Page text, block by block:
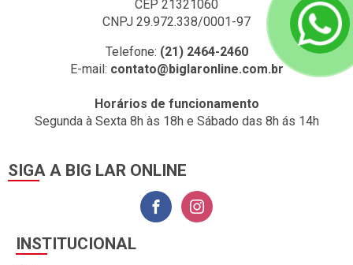
CEP 21321060
CNPJ 29.972.338/0001-97
Telefone: (21) 2464-2460
E-mail: contato@biglaronline.com.br
Horários de funcionamento
Segunda à Sexta 8h às 18h e Sábado das 8h ás 14h
SIGA A BIG LAR ONLINE
INSTITUCIONAL